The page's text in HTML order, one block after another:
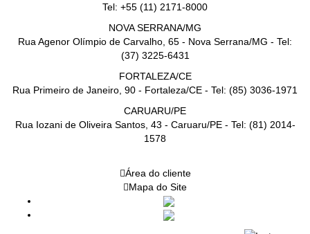
Tel: +55 (11) 2171-8000
NOVA SERRANA/MG
Rua Agenor Olímpio de Carvalho, 65 - Nova Serrana/MG - Tel:
(37) 3225-6431
FORTALEZA/CE
Rua Primeiro de Janeiro, 90 - Fortaleza/CE - Tel: (85) 3036-1971
CARUARU/PE
Rua Iozani de Oliveira Santos, 43 - Caruaru/PE - Tel: (81) 2014-
1578
Área do cliente
Mapa do Site